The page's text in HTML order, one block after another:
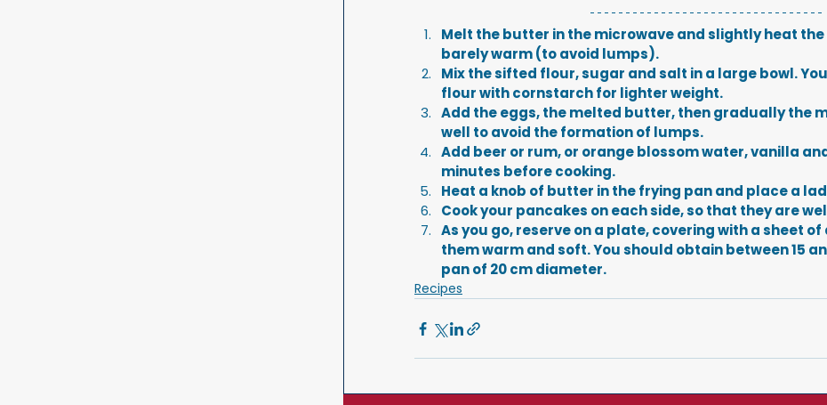
Melt the butter in the microwave and slightly heat
barely warm (to avoid lumps).
Mix the sifted flour, sugar and salt in a large bowl.
flour with cornstarch for lighter weight.
Add the eggs, the melted butter, then gradually the
well to avoid the formation of lumps.
Add beer or rum, or orange blossom water, vanilla
minutes before cooking.
Heat a knob of butter in the frying pan and place a
Cook your pancakes on each side, so that they are
As you go, reserve on a plate, covering with a sheet
them warm and soft. You should obtain between 15
pan of 20 cm diameter.
Recipes